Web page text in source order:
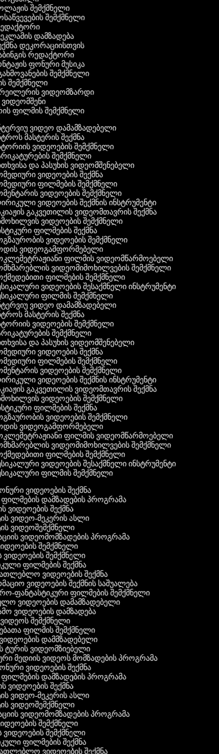
შემქმნელი
შემქმნელი
დამზადება
დეკორაციისთვის
რედაქტორი
ფონური მუსიკა
შემქმნელი
შემქმნელი
ვიდეომზარდი
ვიდეომშენი
ფილმის შემქმნელი
ვიდეო დამამზადებელი
მასტერის შექმნა
ვიდეოების შემქმნელი
შემქმნელი
და პასუხის ვიდეომშენებელი
ვიდეოების შექმნა
ფილმების შემქმნელი
ვიდეოების შემქმნელი
ვიდეოების შექმნის ინსტრუმენტი
გაკვეთილის ვიდეომთავრის შექმნა
ვიდეოების შემქმნელი
ფილმების შექმნა
ვიდეოების შემქმნელი
ვიდეოგამფორმებელი
ფილმის ვიდეომწარმოებელი
ვიდეომიმოხილვების შემქმნელი
ფილმების შემქმნელი
ვიდეოების შესაქმნელი ინსტრუმენტი
ფილმის შემქმნელი
ვიდეო დამამზადებელი
მასტერის შექმნა
ვიდეოების შემქმნელი
შემქმნელი
და პასუხის ვიდეომშენებელი
ვიდეოების შექმნა
ფილმების შემქმნელი
ვიდეოების შემქმნელი
ვიდეოების შექმნის ინსტრუმენტი
გაკვეთილის ვიდეომთავრის შექმნა
ვიდეოების შემქმნელი
ფილმების შექმნა
ვიდეოების შემქმნელი
ვიდეოგამფორმებელი
ფილმის ვიდეომწარმოებელი
ვიდეომიმოხილვების შემქმნელი
ფილმების შემქმნელი
ვიდეოების შესაქმნელი ინსტრუმენტი
ფილმის შემქმნელი
ვიდეოების შექმნა
ფილმების დამზადების პროგრამა
ვიდეოების შექმნა
ვიდეო-მეკერის ასლი
ვიდეოშემქმნელი
ვიდეომომზადების პროგრამა
შემქმნელი
ვიდეოების შემქმნელი
ფილმების შექმნა
ვიდეოების შექმნა
ვიდეოების შექმნის საშუალება
ფანტასტიკური ფილმების შემქმნელი
ვიდეოების დამამზადებელი
ვიდეოების დამზადება
ვიდეოს შემქმნელი
ფილმის შემქმნელი
ვიდეოების დამმზადებელი
ტურის ვიდეომზიებელი
მედიის ვიდეოს მომზადების პროგრამა
ვიდეოების შექმნა
ფილმების დამზადების პროგრამა
ვიდეოების შექმნა
ვიდეო-მეკერის ასლი
ვიდეოშემქმნელი
ვიდეომომზადების პროგრამა
შემქმნელი
ვიდეოების შემქმნელი
ფილმების შექმნა
ვიდეოების შექმნა